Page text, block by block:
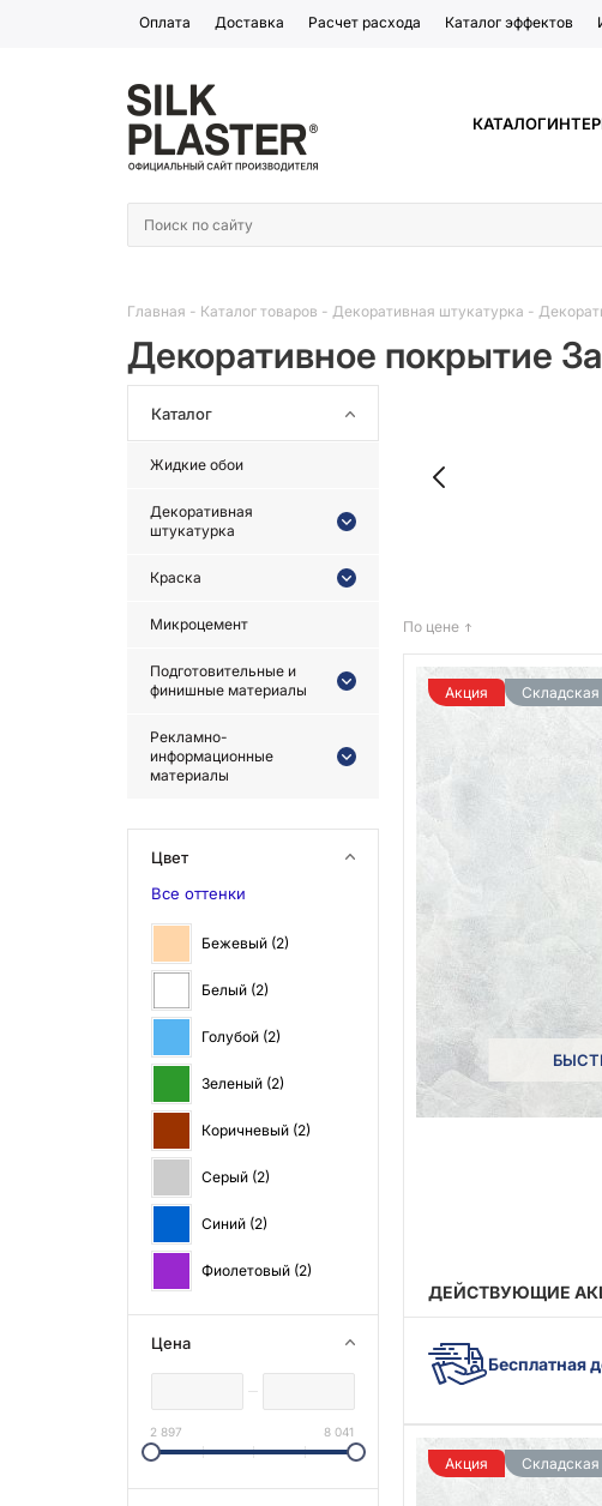
Оплата Доставка Расчет расхода Каталог эффектов
КАТАЛОГ
Главная - Каталог товаров - Декоративная штукатурка -
Декоративное покрытие
Каталог
Жидкие обои
Декоративная
штукатурка
Краска
Микроцемент
Подготовительные и
финишные материалы
Рекламно-
информационные
материалы
Цвет
Все оттенки
Бежевый (2)
Белый (2)
Голубой (2)
Зеленый (2)
Коричневый (2)
Серый (2)
Синий (2)
Фиолетовый (2)
Цена
2 897 8 041
По цене
Акция Складская
ДЕЙСТВУЮЩИЕ
Бесплатная
Акция Складская